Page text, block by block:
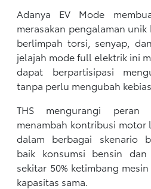
Adanya EV Mode
merasakan pengalaman
berlimpah torsi, senyap,
jelajah mode full elektrik ini
dapat berpartisipasi
tanpa perlu mengubah
THS mengurangi
menambah kontribusi motor
dalam berbagai skenario
baik konsumsi bensin
sekitar 50% ketimbang
kapasitas sama.